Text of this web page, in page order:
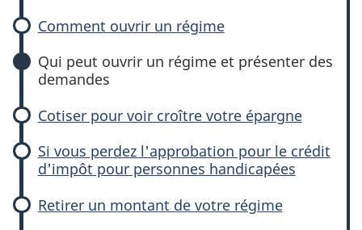
Comment ouvrir un régime
Qui peut ouvrir un régime et présenter des
demandes
Cotiser pour voir croître votre épargne
Si vous perdez l'approbation pour le crédit
d'impôt pour personnes handicapées
Retirer un montant de votre régime